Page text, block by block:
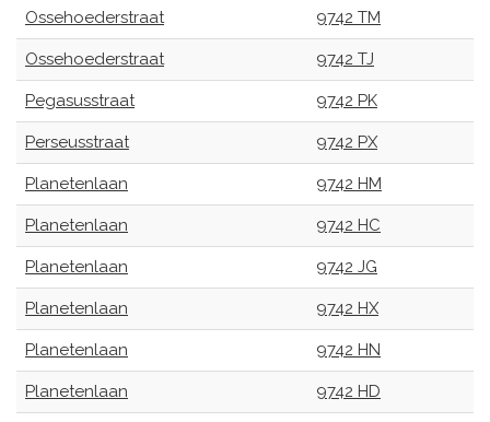
Ossehoederstraat 9742 TM
Ossehoederstraat 9742 TJ
Pegasusstraat 9742 PK
Perseusstraat 9742 PX
Planetenlaan 9742 HM
Planetenlaan 9742 HC
Planetenlaan 9742 JG
Planetenlaan 9742 HX
Planetenlaan 9742 HN
Planetenlaan 9742 HD